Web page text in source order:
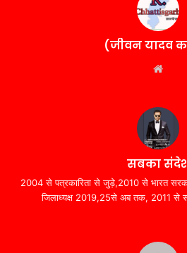
(जीवन यादव
सबका
2004 से पत्रकारिता से जुड़े,2010 से भारत
जिलाध्यक्ष 2019,25से अब तक, 2011 से